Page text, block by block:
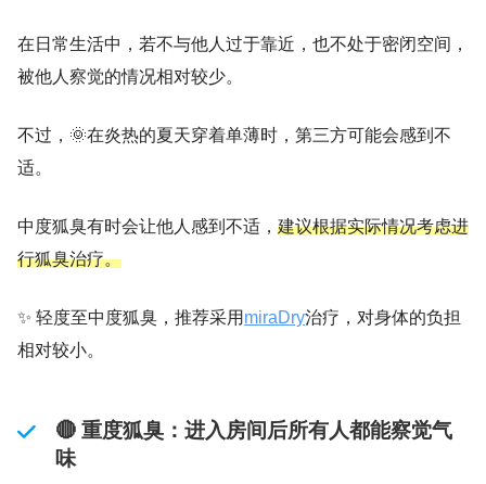
在日常生活中，若不与他人过于靠近，也不处于密闭空间，
被他人察觉的情况相对较少。
不过，🌞在炎热的夏天穿着单薄时，第三方可能会感到不
适。
中度狐臭有时会让他人感到不适， 建议根据实际情况考虑进
行狐臭治疗。
✨ 轻度至中度狐臭，推荐采用 miraDry治疗，对身体的负担
相对较小。
🔴 重度狐臭：进入房间后所有人都能察觉气
味